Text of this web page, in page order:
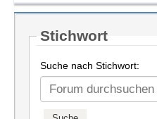
Stichwort
Suche nach Stichwort: